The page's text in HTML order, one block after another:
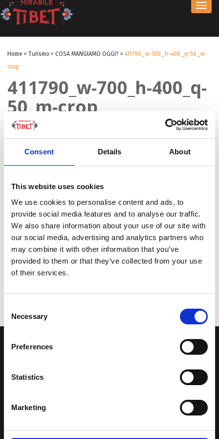
Consent Details About
This website uses cookies
We use cookies to personalise content and ads, to
provide social media features and to analyse our traffic.
We also share information about your use of our site with
our social media, advertising and analytics partners who
may combine it with other information that you’ve
provided to them or that they’ve collected from your use
of their services.
Selection
Necessary
Preferences
Statistics
Marketing
Home > Turismo > COSA MANGIAMO OGGI? > 411790_w-700_h-400_q-50_m-
crop
411790_w-700_h-400_q-
50_m-crop
by Redazione
LA NOSTRA MISSION
Una comunità di appassionati della cultura tibetana che hanno
Una regione affascinante, densa di spiritualità che con i suoi
paesaggi e la sua gente è capace di riempire il cuore.